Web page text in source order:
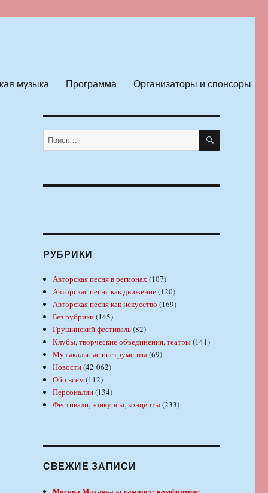
музыка Программа Организаторы и спонсоры
Искать: ПОИСК
РУБРИКИ
Авторская песня в регионах(107)
Авторская песня как движение(120)
Авторская песня как искусство (169)
Без рубрики(145)
Грушинский фестиваль(82)
Клубы, творческие объединения, театры(141)
Музыкальные инструменты(69)
Новости(42 062)
Обо всем(112)
Персоналии(134)
Фестивали, конкурсы, концерты(233)
СВЕЖИЕ ЗАПИСИ